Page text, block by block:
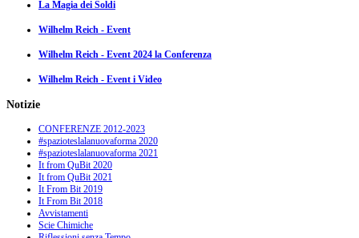
La Magia dei Soldi
Wilhelm Reich - Event
Wilhelm Reich - Event 2024 la Conferenza
Wilhelm Reich - Event i Video
Notizie
CONFERENZE 2012-2023
#spazioteslalanuovaforma 2020
#spazioteslalanuovaforma 2021
It from QuBit 2020
It from QuBit 2021
It From Bit 2019
It From Bit 2018
Avvistamenti
Scie Chimiche